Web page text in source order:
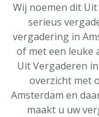
Wij noemen dit
serieus
vergadering in
of met een leuke
Uit Vergaderen
overzicht met
Amsterdam en
maakt u uw